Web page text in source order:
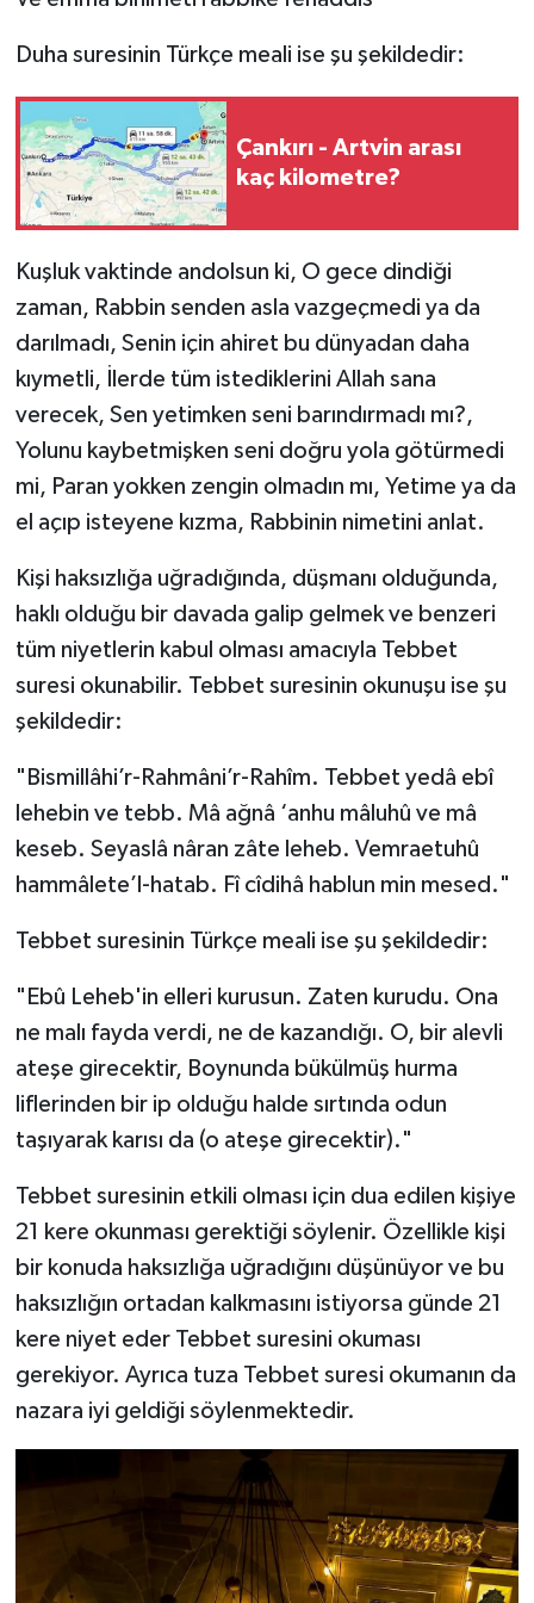
Duha suresinin Türkçe meali ise şu şekildedir:
Çankırı - Artvin arası
kaç kilometre?
Kuşluk vaktinde andolsun ki, O gece dindiği
zaman, Rabbin senden asla vazgeçmedi ya da
darılmadı, Senin için ahiret bu dünyadan daha
kıymetli, İlerde tüm istediklerini Allah sana
verecek, Sen yetimken seni barındırmadı mı?,
Yolunu kaybetmişken seni doğru yola götürmedi
mi, Paran yokken zengin olmadın mı, Yetime ya da
el açıp isteyene kızma, Rabbinin nimetini anlat.
Kişi haksızlığa uğradığında, düşmanı olduğunda,
haklı olduğu bir davada galip gelmek ve benzeri
tüm niyetlerin kabul olması amacıyla Tebbet
suresi okunabilir. Tebbet suresinin okunuşu ise şu
şekildedir:
"Bismillâhi’r-Rahmâni’r-Rahîm. Tebbet yedâ ebî
lehebin ve tebb. Mâ ağnâ ‘anhu mâluhû ve mâ
keseb. Seyaslâ nâran zâte leheb. Vemraetuhû
hammâlete’l-hatab. Fî cîdihâ hablun min mesed."
Tebbet suresinin Türkçe meali ise şu şekildedir:
"Ebû Leheb'in elleri kurusun. Zaten kurudu. Ona
ne malı fayda verdi, ne de kazandığı. O, bir alevli
ateşe girecektir, Boynunda bükülmüş hurma
liflerinden bir ip olduğu halde sırtında odun
taşıyarak karısı da (o ateşe girecektir)."
Tebbet suresinin etkili olması için dua edilen kişiye
21 kere okunması gerektiği söylenir. Özellikle kişi
bir konuda haksızlığa uğradığını düşünüyor ve bu
haksızlığın ortadan kalkmasını istiyorsa günde 21
kere niyet eder Tebbet suresini okuması
gerekiyor. Ayrıca tuza Tebbet suresi okumanın da
nazara iyi geldiği söylenmektedir.